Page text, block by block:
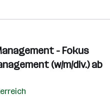
- Fokus
(w/m/div.) ab